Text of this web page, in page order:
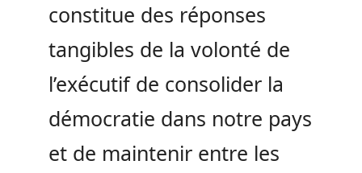
constitue des réponses
tangibles de la volonté de
l’exécutif de consolider la
démocratie dans notre pays
et de maintenir entre les